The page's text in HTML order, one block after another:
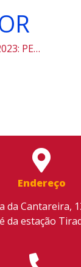
Estudos do Meio 2023: PETAR
Endereço
da Cantareira,
da estação
o seu desempenho